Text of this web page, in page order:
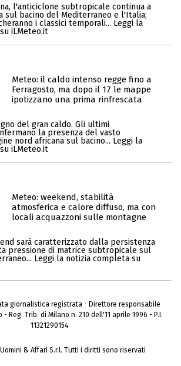
l'anticiclone subtropicale continua a
sul bacino del Mediterraneo e l'Italia;
i classici temporali... Leggi la
iLMeteo.it
Meteo: il caldo intenso regge fino a
Ferragosto, ma dopo il 17 le mappe
ipotizzano una prima rinfrescata
del gran caldo. Gli ultimi
la presenza del vasto
nord africana sul bacino... Leggi la
iLMeteo.it
Meteo: weekend, stabilità
atmosferica e calore diffuso, ma con
locali acquazzoni sulle montagne
sarà caratterizzato dalla persistenza
pressione di matrice subtropicale sul
Leggi la notizia completa su
giornalistica registrata - Direttore responsabile
- Reg. Trib. di Milano n. 210 dell'11 aprile 1996 - P.I.
11321290154
& Affari S.r.l. Tutti i diritti sono riservati